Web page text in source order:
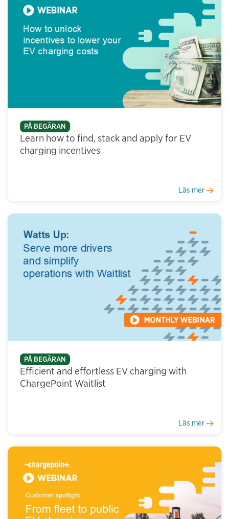
PÅ BEGÄRAN
Learn how to find, stack and apply for EV
charging incentives
Läs mer
PÅ BEGÄRAN
Efficient and effortless EV charging with
ChargePoint Waitlist
Läs mer